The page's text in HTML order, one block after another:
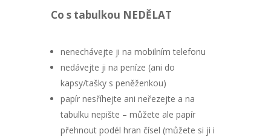
Co s tabulkou NEDĚLAT
nenechávejte ji na mobilním telefonu
nedávejte ji na peníze (ani do
kapsy/tašky s peněženkou)
papír nesříhejte ani neřezejte a na
tabulku nepište – můžete ale papír
přehnout podél hran čísel (můžete si ji i